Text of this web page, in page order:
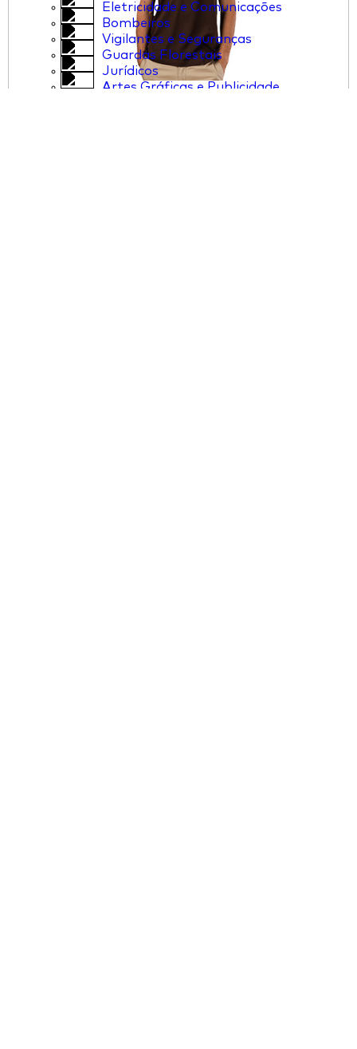
Eletricidade e Comunicações
Bombeiros
Vigilantes e Seguranças
Guardas Florestais
Jurídicos
Artes Gráficas e Publicidade